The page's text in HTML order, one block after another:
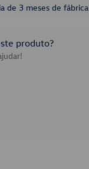
de 3 meses de fábrica
produto?